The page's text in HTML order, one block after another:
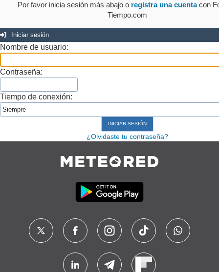
Por favor inicia sesión más abajo o registra una cuentacon
Tiempo.com
Iniciar sesión
Nombre de usuario:
Contraseña:
Tiempo de conexión:
¿Olvidaste tu contraseña?